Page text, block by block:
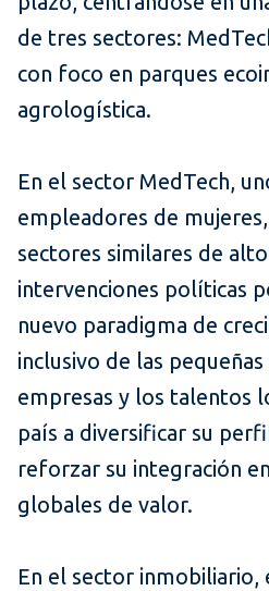
de tres sectores:
con foco en parques
agrologística.
En el sector MedTech,
empleadores de
sectores similares de
intervenciones políticas
nuevo paradigma de
inclusivo de las pequeñas
empresas y los talentos
país a diversificar su
reforzar su integración
globales de valor.
En el sector